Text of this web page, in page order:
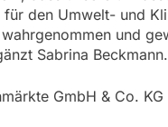
für den Umwelt- und
und
Sabrina Beckmann.
GmbH & Co. KG